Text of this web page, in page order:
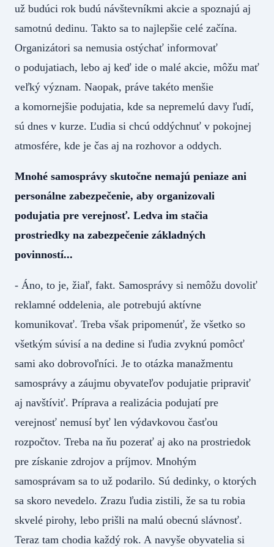
už budúci rok budú návštevníkmi akcie a spoznajú aj
samotnú dedinu. Takto sa to najlepšie celé začína.
Organizátori sa nemusia ostýchať informovať
o podujatiach, lebo aj keď ide o malé akcie, môžu mať
veľký význam. Naopak, práve takéto menšie
a komornejšie podujatia, kde sa nepremelú davy ľudí,
sú dnes v kurze. Ľudia si chcú oddýchnuť v pokojnej
atmosfére, kde je čas aj na rozhovor a oddych.
Mnohé samosprávy skutočne nemajú peniaze ani
personálne zabezpečenie, aby organizovali
podujatia pre verejnosť. Ledva im stačia
prostriedky na zabezpečenie základných
povinností...
- Áno, to je, žiaľ, fakt. Samosprávy si nemôžu dovoliť
reklamné oddelenia, ale potrebujú aktívne
komunikovať. Treba však pripomenúť, že všetko so
všetkým súvisí a na dedine si ľudia zvyknú pomôcť
sami ako dobrovoľníci. Je to otázka manažmentu
samosprávy a záujmu obyvateľov podujatie pripraviť
aj navštíviť. Príprava a realizácia podujatí pre
verejnosť nemusí byť len výdavkovou časťou
rozpočtov. Treba na ňu pozerať aj ako na prostriedok
pre získanie zdrojov a príjmov. Mnohým
samosprávam sa to už podarilo. Sú dedinky, o ktorých
sa skoro nevedelo. Zrazu ľudia zistili, že sa tu robia
skvelé pirohy, lebo prišli na malú obecnú slávnosť.
Teraz tam chodia každý rok. A navyše obyvatelia si